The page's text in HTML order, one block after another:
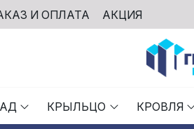
И ОПЛАТА АКЦИЯ
КРЫЛЬЦО КРОВЛЯ